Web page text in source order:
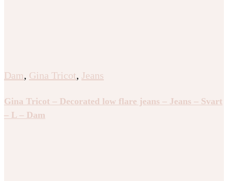
Dam, Gina Tricot, Jeans
Gina Tricot – Decorated low flare jeans – Jeans – Svart
– L – Dam